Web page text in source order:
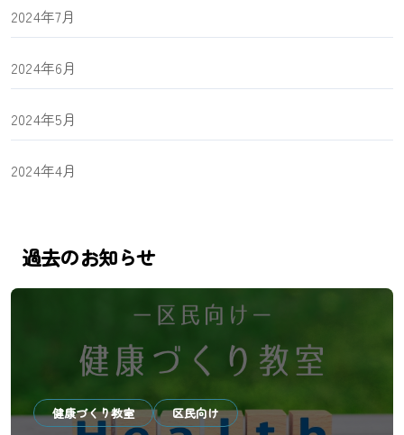
2024年7月
2024年6月
2024年5月
2024年4月
過去のお知らせ
健康づくり教室 区民向け